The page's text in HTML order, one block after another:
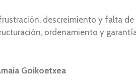
descreimiento y falta
ordenamiento y
Goikoetxea